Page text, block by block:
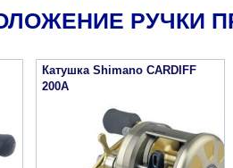
РУЧКИ
Катушка Shimano CARDIFF
200A